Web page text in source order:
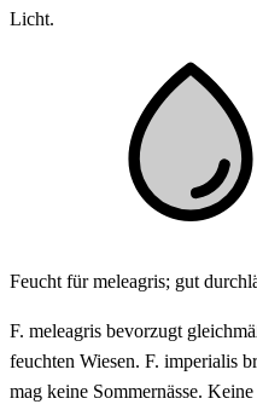
Licht.
Feucht für meleagris; gut
F. meleagris bevorzugt
feuchten Wiesen. F. imperialis
mag keine Sommernässe.